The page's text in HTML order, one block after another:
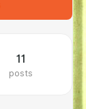
11
posts